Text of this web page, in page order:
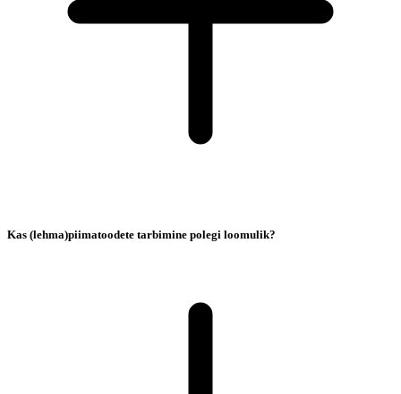
Kas (lehma)piimatoodete tarbimine polegi loomulik?